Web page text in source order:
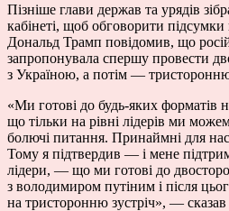
Пізніше глави держав та урядів
кабінеті, щоб обговорити підсумки
Дональд Трамп повідомив, що
запропонувала спершу провести
з Україною, а потім —
«Ми готові до будь-яких форматів
що тільки на рівні лідерів ми
болючі питання. Принаймні для
Тому я підтвердив — і мене
лідери, — що ми готові до
з володимиром путіним і після
на тристоронню зустріч», —